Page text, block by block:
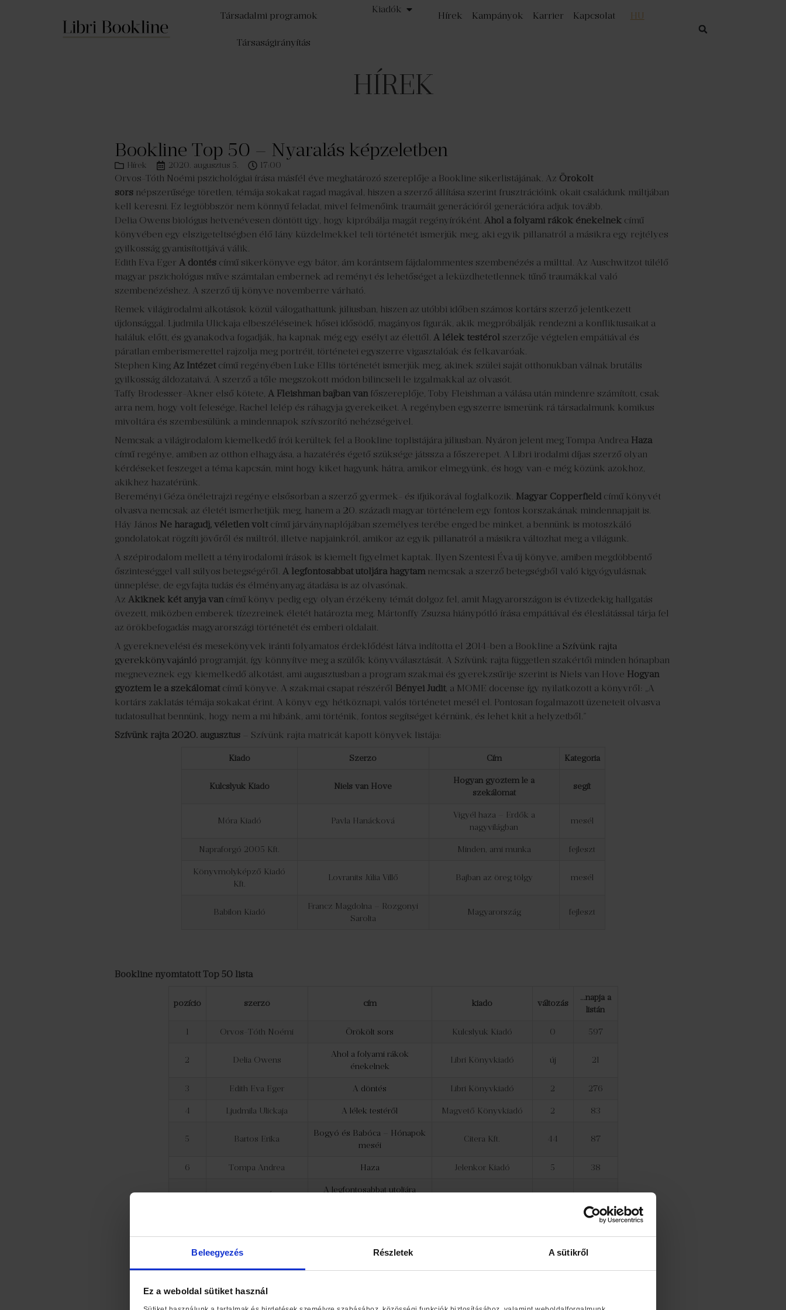
Beleegyezés Részletek A sütikről
Ez a weboldal sütiket használ
Társadalmi programok
Társaságirányítás
Kiadók
Hírek Kampányok Karrier Kapcsolat HU
HÍREK
Bookline Top 50 – Nyaralás képzeletben
Hírek 2020. augusztus 5. 17:00
Orvos-Tóth Noémi pszichológiai írása másfél éve meghatározó szereplője a Bookline sikerlistájának. Az Örökölt
sors népszerűsége töretlen, témája sokakat ragad magával, hiszen a szerző állítása szerint frusztrációink okait családunk múltjában
kell keresni. Ez legtöbbször nem könnyű feladat, mivel felmenőink traumáit generációról generációra adjuk tovább.
Delia Owens biológus hetvenévesen döntött úgy, hogy kipróbálja magát regényíróként. Ahol a folyami rákok énekelnek című
könyvében egy elszigeteltségben élő lány küzdelmekkel teli történetét ismerjük meg, aki egyik pillanatról a másikra egy rejtélyes
gyilkosság gyanúsítottjává válik.
Edith Eva Eger A döntés című sikerkönyve egy bátor, ám korántsem fájdalommentes szembenézés a múlttal. Az Auschwitzot túlélő
magyar pszichológus műve számtalan embernek ad reményt és lehetőséget a leküzdhetetlennek tűnő traumákkal való
szembenézéshez. A szerző új könyve novemberre várható.
Remek világirodalmi alkotások közül válogathattunk júliusban, hiszen az utóbbi időben számos kortárs szerző jelentkezett
újdonsággal. Ljudmila Ulickaja elbeszéléseinek hősei idősödő, magányos figurák, akik megpróbálják rendezni a konfliktusaikat a
haláluk előtt, és gyanakodva fogadják, ha kapnak még egy esélyt az élettől. A lélek testéről szerzője végtelen empátiával és
páratlan emberismerettel rajzolja meg portréit, történetei egyszerre vigasztalóak és felkavaróak.
Stephen King Az Intézet című regényében Luke Ellis történetét ismerjük meg, akinek szülei saját otthonukban válnak brutális
gyilkosság áldozataivá. A szerző a tőle megszokott módon bilincseli le izgalmakkal az olvasót.
Taffy Brodesser-Akner első kötete, A Fleishman bajban vanfőszereplője, Toby Fleishman a válása után mindenre számított, csak
arra nem, hogy volt felesége, Rachel lelép és ráhagyja gyerekeiket. A regényben egyszerre ismerünk rá társadalmunk komikus
mivoltára és szembesülünk a mindennapok szívszorító nehézségeivel.
Nemcsak a világirodalom kiemelkedő írói kerültek fel a Bookline toplistájára júliusban. Nyáron jelent meg Tompa Andrea Haza
című regénye, amiben az otthon elhagyása, a hazatérés égető szüksége játssza a főszerepet. A Libri irodalmi díjas szerző olyan
kérdéseket feszeget a téma kapcsán, mint hogy kiket hagyunk hátra, amikor elmegyünk, és hogy van-e még közünk azokhoz,
akikhez hazatérünk.
Bereményi Géza önéletrajzi regénye elsősorban a szerző gyermek- és ifjúkorával foglalkozik. Magyar Copperfieldcímű könyvét
olvasva nemcsak az életét ismerhetjük meg, hanem a 20. századi magyar történelem egy fontos korszakának mindennapjait is.
Háy János Ne haragudj, véletlen volt című járványnaplójában személyes terébe enged be minket, a bennünk is motoszkáló
gondolatokat rögzíti jövőről és múltról, illetve napjainkról, amikor az egyik pillanatról a másikra változhat meg a világunk.
A szépirodalom mellett a tényirodalomi írások is kiemelt figyelmet kaptak. Ilyen Szentesi Éva új könyve, amiben megdöbbentő
őszinteséggel vall súlyos betegségéről. A legfontosabbat utoljára hagytamnemcsak a szerző betegségből való kigyógyulásnak
ünneplése, de egyfajta tudás és élményanyag átadása is az olvasónak.
Az Akiknek két anyja vancímű könyv pedig egy olyan érzékeny témát dolgoz fel, amit Magyarországon is évtizedekig hallgatás
övezett, miközben emberek tízezreinek életét határozta meg. Mártonffy Zsuzsa hiánypótló írása empátiával és éleslátással tárja fel
az örökbefogadás magyarországi történetét és emberi oldalait.
A gyereknevelési és mesekönyvek iránti folyamatos érdeklődést látva indította el 2014-ben a Bookline a Szívünk rajta
gyerekkönyvajánló programját, így könnyítve meg a szülők könyvválasztását. A Szívünk rajta független szakértői minden hónapban
megneveznek egy kiemelkedő alkotást, ami augusztusban a program szakmai és gyerekzsűrije szerint is Niels van Hove Hogyan
győztem le a szekálómat című könyve. A szakmai csapat részéről Bényei Judit, a MOME docense így nyilatkozott a könyvről: „A
kortárs zaklatás témája sokakat érint. A könyv egy hétköznapi, valós történetet mesél el. Pontosan fogalmazott üzeneteit olvasva
tudatosulhat bennünk, hogy nem a mi hibánk, ami történik, fontos segítséget kérnünk, és lehet kiút a helyzetből.”
Szívünk rajta 2020. augusztus – Szívünk rajta matricát kapott könyvek listája:
Kiadó Szerző Cím Kategória
Kulcslyuk Kiadó Niels van Hove
Hogyan győztem le a
szekálómat
segít
Móra Kiadó Pavla Hanácková
Vigyél haza – Erdők a
nagyvilágban
mesél
Napraforgó 2005 Kft. Minden, ami munka fejleszt
Könyvmolyképző Kiadó
Kft.
Lovranits Júlia Villő Bajban az öreg tölgy mesél
Babilon Kiadó
Francz Magdolna – Rozgonyi
Sarolta
Magyarország fejleszt
Bookline nyomtatott Top 50 lista
pozíció szerző cím kiadó változás
…napja a
listán
1 Orvos-Tóth Noémi Örökölt sors Kulcslyuk Kiadó 0 597
2 Delia Owens
Ahol a folyami rákok
énekelnek
Libri Könyvkiadó új 21
3 Edith Eva Eger A döntés Libri Könyvkiadó 2 276
4 Ljudmila Ulickaja A lélek testéről Magvető Könyvkiadó 2 83
5 Bartos Erika
Bogyó és Babóca – Hónapok
meséi
Citera Kft. 44 87
6 Tompa Andrea Haza Jelenkor Kiadó 5 38
7 Szentesi Éva
A legfontosabbat utoljára
Libri Könyvkiadó 0 43
92
Stephen King Az Intézet
10 Borsa Brown A szárd szikla Álomgyár Kiadó -7 44
11 Saul Austerlitz